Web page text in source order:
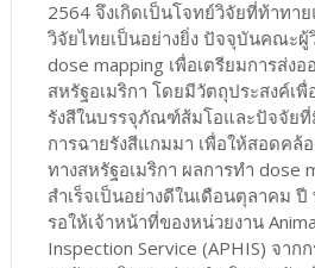
2564 จึงเกิดเป็นโจทย์วิจัยที่ท้าทา
วิจัยไทยเป็นอย่างยิ่ง ปัจจุบันคณะผู้
dose mapping เพื่อเตรียมการส่ง
สหรัฐอเมริกา โดยมีวัตถุประสงค์เ
รังสีในบรรจุภัณฑ์ส้มโอและปัจจัย
การฉายรังสีแกมมา เพื่อให้สอดคล้
ทางสหรัฐอเมริกา ผลการทำ dose
สำเร็จเป็นอย่างดีในเดือนตุลาคม
รอให้เจ้าหน้าที่ของหน่วยงาน
Inspection Service (APHIS) จาก